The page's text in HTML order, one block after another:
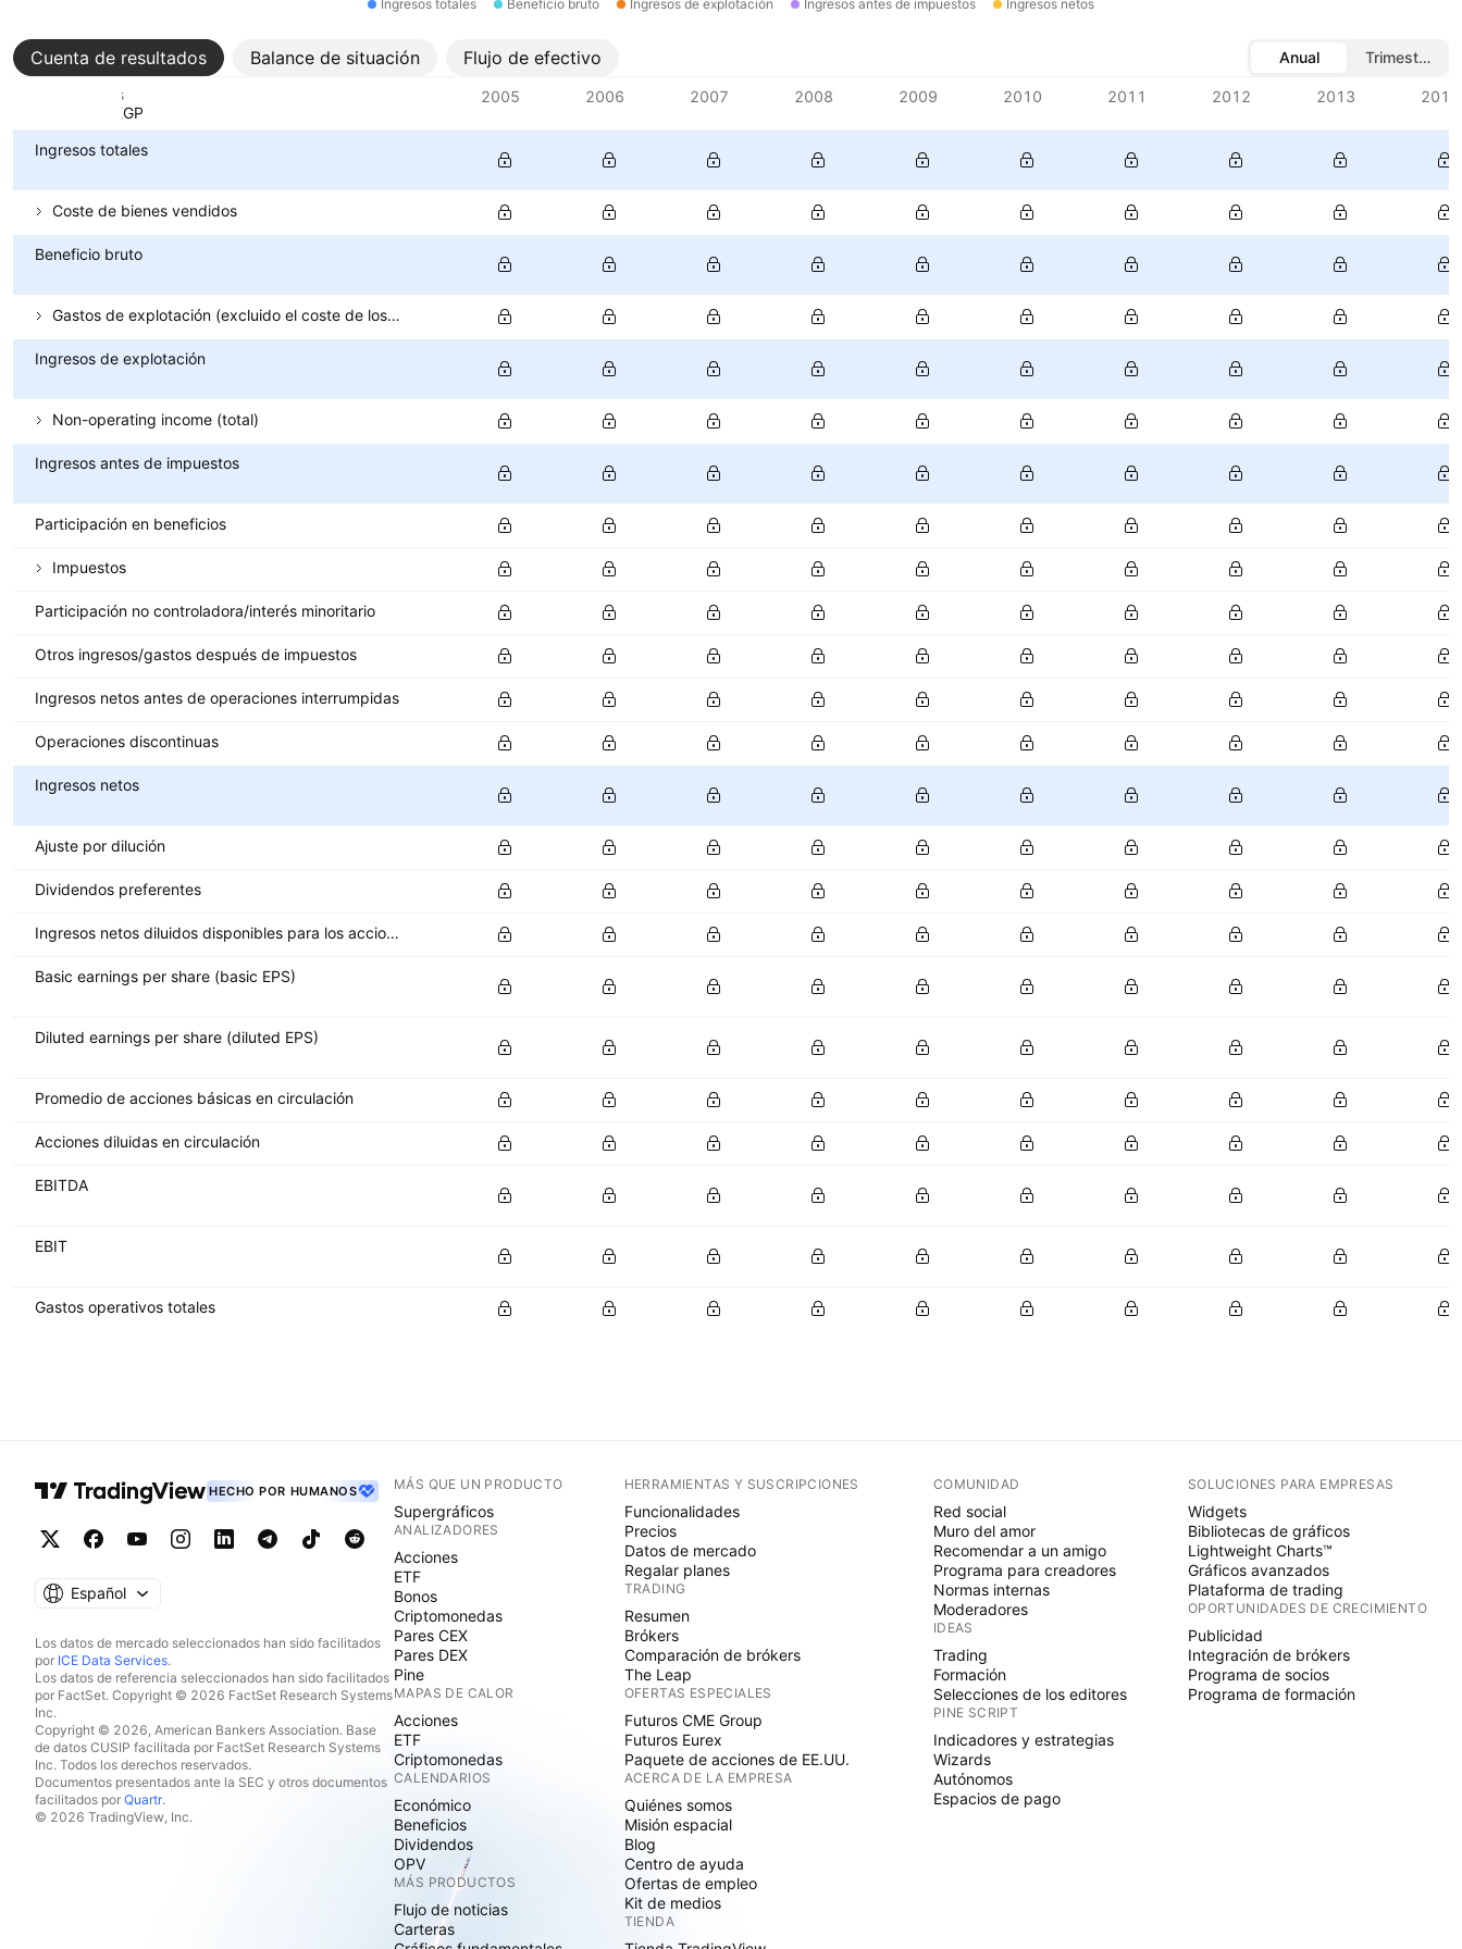
Ingresos totales Beneficio bruto Ingresos de explotación Ingresos antes de impuestos Ingresos netos
Cuenta de resultados Balance de situación Flujo de efectivo Anual
Trimestral
Métricas
Divisa: EGP
2005 2006 2007 2008 2009 2010 2011 2012 2013 2014
Ingresos totales
Coste de bienes vendidos
Beneficio bruto
Gastos de explotación (excluido el coste de los bienes vendidos)
Ingresos de explotación
Non-operating income (total)
Ingresos antes de impuestos
Participación en beneficios
Impuestos
Participación no controladora/interés minoritario
Otros ingresos/gastos después de impuestos
Ingresos netos antes de operaciones interrumpidas
Operaciones discontinuas
Ingresos netos
Ajuste por dilución
Dividendos preferentes
Ingresos netos diluidos disponibles para los accionistas ordinarios
Basic earnings per share (basic EPS)
Diluted earnings per share (diluted EPS)
Promedio de acciones básicas en circulación
Acciones diluidas en circulación
EBITDA
EBIT
Gastos operativos totales
HECHO POR HUMANOS
Español
Los datos de mercado seleccionados han sido facilitados
por ICE Data Services.
Los datos de referencia seleccionados han sido facilitados
por FactSet. Copyright © 2026 FactSet Research Systems
Inc.
Copyright © 2026, American Bankers Association. Base
de datos CUSIP facilitada por FactSet Research Systems
Inc. Todos los derechos reservados.
Documentos presentados ante la SEC y otros documentos
facilitados por Quartr.
© 2026 TradingView, Inc.
MÁS QUE UN PRODUCTO
Supergráficos
ANALIZADORES
Acciones
ETF
Bonos
Criptomonedas
Pares CEX
Pares DEX
Pine
MAPAS DE CALOR
Acciones
ETF
Criptomonedas
CALENDARIOS
Económico
Beneficios
Dividendos
OPV
MÁS PRODUCTOS
Flujo de noticias
Carteras
HERRAMIENTAS Y SUSCRIPCIONES
Funcionalidades
Precios
Datos de mercado
Regalar planes
TRADING
Resumen
Brókers
Comparación de brókers
The Leap
OFERTAS ESPECIALES
Futuros CME Group
Futuros Eurex
Paquete de acciones de EE.UU.
ACERCA DE LA EMPRESA
Quiénes somos
Misión espacial
Blog
Centro de ayuda
Ofertas de empleo
Kit de medios
TIENDA
COMUNIDAD
Red social
Muro del amor
Recomendar a un amigo
Programa para creadores
Normas internas
Moderadores
IDEAS
Trading
Formación
Selecciones de los editores
PINE SCRIPT
Indicadores y estrategias
Wizards
Autónomos
Espacios de pago
SOLUCIONES PARA EMPRESAS
Widgets
Bibliotecas de gráficos
Lightweight Charts™
Gráficos avanzados
Plataforma de trading
OPORTUNIDADES DE CRECIMIENTO
Publicidad
Integración de brókers
Programa de socios
Programa de formación